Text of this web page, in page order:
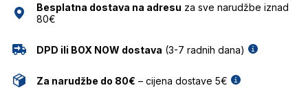
Besplatna dostava na adresu za sve narudžbe iznad
80€
DPD ili BOX NOW dostava (3-7 radnih dana)
Za narudžbe do 80€ – cijena dostave 5€